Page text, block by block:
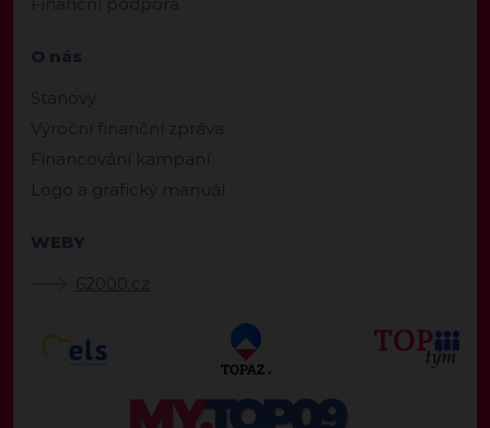
O nás
Stanovy
Výroční finanční zpráva
Financování kampaní
Logo a grafický manuál
WEBY
62000.cz